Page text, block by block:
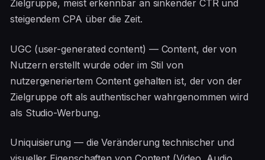
Zielgruppe, meist erkennbar an sinkender CTR und
steigendem CPA über die Zeit.
UGC (user-generated content) — Content, der von
Nutzern erstellt wurde oder im Stil von
nutzergeneriertem Content gehalten ist, der von der
Zielgruppe oft als authentischer wahrgenommen wird
als Studio-Werbung.
Uniquisierung — die Veränderung technischer und